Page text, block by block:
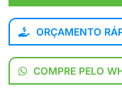
ORÇAMENTO
COMPRE PELO